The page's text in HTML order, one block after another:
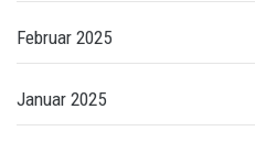
Februar 2025
Januar 2025